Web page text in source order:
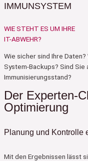
IMMUNSYSTEM
WIE STEHT ES UM IHRE
IT-ABWEHR?
Wie sicher sind Ihre
System-Backups? Sind
Immunisierungsstand?
Der Experten-
Optimierung
Planung und Kontrolle
Mit den Ergebnissen lässt